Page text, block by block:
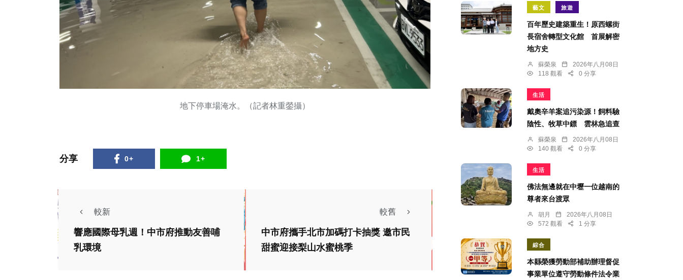
地下停車場淹水。（記者林重鎣攝）
分享 0+ 1+
較新
響應國際母乳週！中市府推動友善哺
乳環境
較舊
中市府攜手北市加碼打卡抽獎 邀市民
甜蜜迎接梨山水蜜桃季
政治
文教
政治
藝文 旅遊
百年歷史建築重生！原西螺街
長宿舍轉型文化館 首展解密
地方史
蘇榮泉
2026年八月08日
118 觀看
0 分享
生活
戴奧辛羊案追污染源！飼料驗
陰性、牧草中鏢 雲林急追查
蘇榮泉
2026年八月08日
140 觀看
0 分享
生活
佛法無邊就在中壢一位越南的
尊者來台渡眾
胡月
2026年八月08日
572 觀看
1 分享
綜合
本縣榮獲勞動部補助辦理督促
事業單位遵守勞動條件法令業